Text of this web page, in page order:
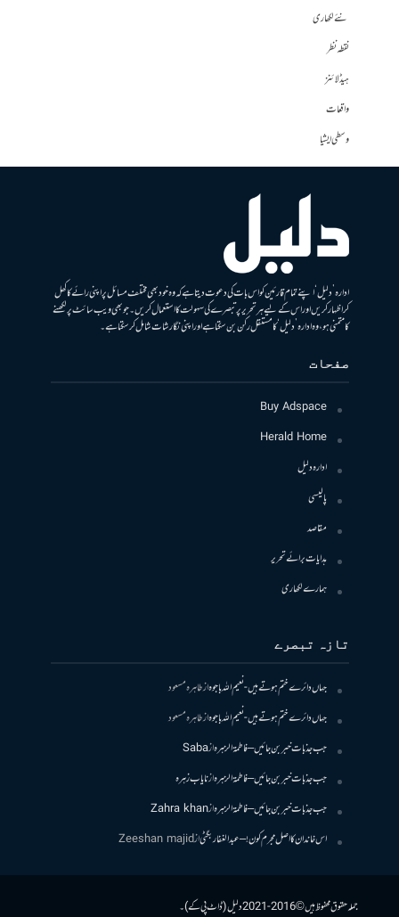
نئے لکھاری
نقطہ نظر
ہیڈلائنز
واقعات
وسطی ایشیا
ادارہ ’دلیل‘ اپنے تمام قارئین کو اس بات کی دعوت دیتا ہے کہ وہ خود بھی مختلف مسائل پر اپنی رائے کا کھل
کر اظہار کریں اور اس کے لیے ہر تحریر پر تبصرے کی سہولت کا استعمال کریں۔ جو بھی ویب سائٹ پر لکھنے
کا متمنی ہو، وہ ادارہ ’دلیل‘ کا مستقل رکن بن سکتا ہے اور اپنی نگارشات شامل کرسکتا ہے۔
صفحات
Buy Adspace
Herald Home
ادارہ دلیل
پالیسی
مقاصد
ہدایات برائے تحریر
ہمارے لکھاری
تازہ تبصرے
جہاں دائرے ختم ہوتے ہیں- نعیم اللہ باجوہازطاہرہ مسعود
جہاں دائرے ختم ہوتے ہیں- نعیم اللہ باجوہازطاہرہ مسعود
جب جذبات خبر بن جائیں – فاطمۃالزہرہازSaba
جب جذبات خبر بن جائیں – فاطمۃالزہرہازنایاب زہرہ
جب جذبات خبر بن جائیں – فاطمۃالزہرہازZahra khan
اس خاندان کا اصل مجرم کون! – عبدالغفار بگٹیازZeeshan majid
جملہ حقوق محفوظ ہیں © 2016-2021 دلیل (ڈاٹ پی کے)۔